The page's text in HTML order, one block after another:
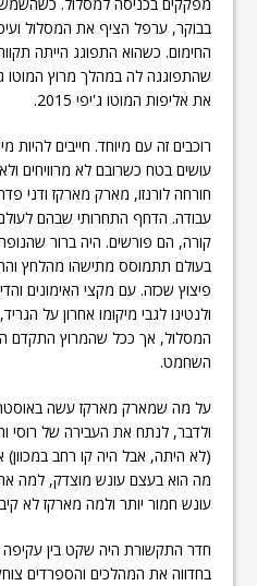
בבוקר, ערפל הציף את המסלול
החימום. כשהוא התפוגג הייתה
שהתפוגגה לה במהלך מרוץ המוטו
את אליפות המוטו ג'יפי 2015.
רוכבים זה עם מיוחד. חייבים
עושים בטח כשרובם לא מרוויחים
חורחה לורנזו, מארק מארקז ודני
עבודה. הדחף התחרותי שבהם לעולם
קורה, הם פורשים. היה ברור שהנופת
בעולם תתמוסס מתישהו מהלחץ
פיצוץ שכזה. עם מקצי האימונים
ולנטינו לגבי מיקומו אחרון על
המסלול, אך ככל שהמרוץ התקדם
השחמט.
על מה שמארק מארקז עשה
ולדבר, לנתח את העבירה של רוסי
(לא היתה, אבל היה קו רחב
מה הוא בעצם עונש מוצדק, למה
עונש חמור יותר ולמה מארקז לא
חדר התקשורת היה שקט בין עקיפה
בחדווה את המהלכים והספרדים